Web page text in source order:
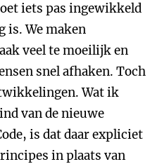
iets pas ingewikkeld
is. We maken
veel te moeilijk en
snel afhaken. Toch
Wat ik
van de nieuwe
is dat daar expliciet
in plaats van